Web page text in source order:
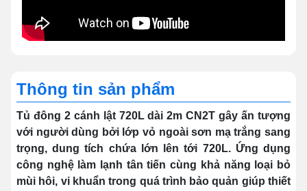
Thông tin sản phẩm
Tủ đông 2 cánh lật 720L dài 2m CN2T gây ấn tượng
với người dùng bởi lớp vỏ ngoài sơn mạ trắng sang
trọng, dung tích chứa lớn lên tới 720L. Ứng dụng
công nghệ làm lạnh tân tiến cùng khả năng loại bỏ
mùi hôi, vi khuẩn trong quá trình bảo quản giúp thiết